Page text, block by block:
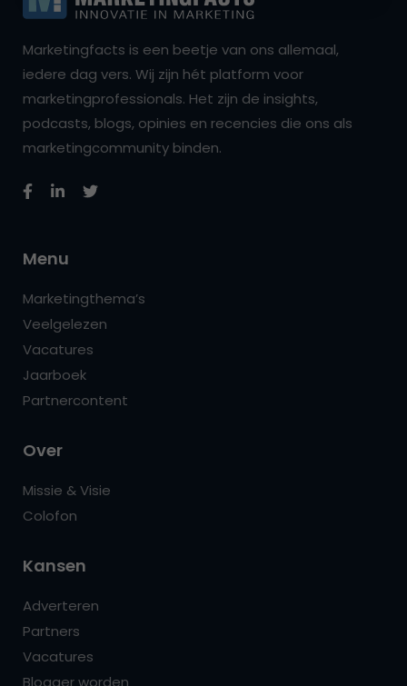
Marketingfacts is een beetje van ons allemaal,
iedere dag vers. Wij zijn hét platform voor
marketingprofessionals. Het zijn de insights,
podcasts, blogs, opinies en recencies die ons als
marketingcommunity binden.
Menu
Marketingthema’s
Veelgelezen
Vacatures
Jaarboek
Partnercontent
Over
Missie & Visie
Colofon
Kansen
Adverteren
Partners
Vacatures
Blogger worden